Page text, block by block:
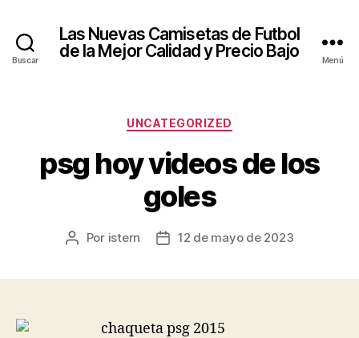
Buscar
Las Nuevas Camisetas de Futbol
de la Mejor Calidad y Precio Bajo
Menú
Categorías
UNCATEGORIZED
psg hoy videos de los
goles
Autor
Por istern
Fecha12 de mayo de 2023